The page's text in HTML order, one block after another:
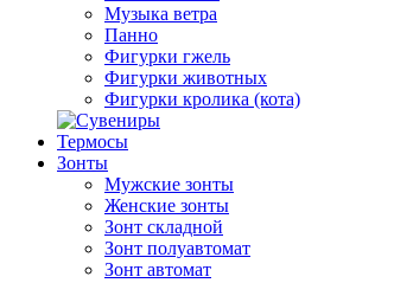
Музыка ветра
Панно
Фигурки гжель
Фигурки животных
Фигурки кролика (кота)
Термосы
Зонты
Мужские зонты
Женские зонты
Зонт складной
Зонт полуавтомат
Зонт автомат